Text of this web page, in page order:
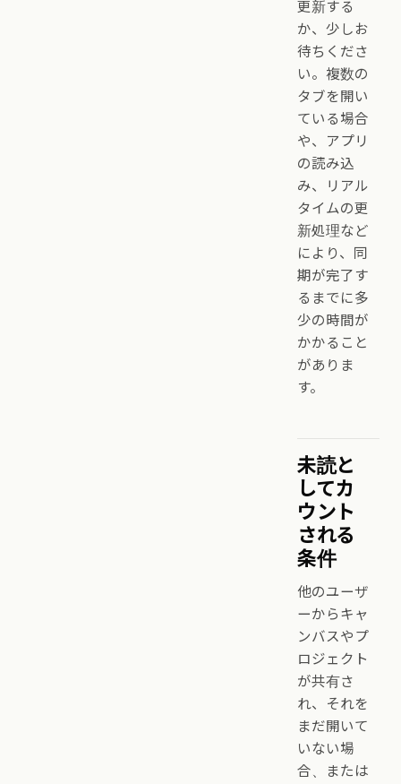
更新する
か、少しお
待ちくださ
い。複数の
タブを開い
ている場合
や、アプリ
の読み込
み、リアル
タイムの更
新処理など
により、同
期が完了す
るまでに多
少の時間が
かかること
がありま
す。
未読と
してカ
ウント
される
条件
他のユーザ
ーからキャ
ンバスやプ
ロジェクト
が共有さ
れ、それを
まだ開いて
いない場
合、または